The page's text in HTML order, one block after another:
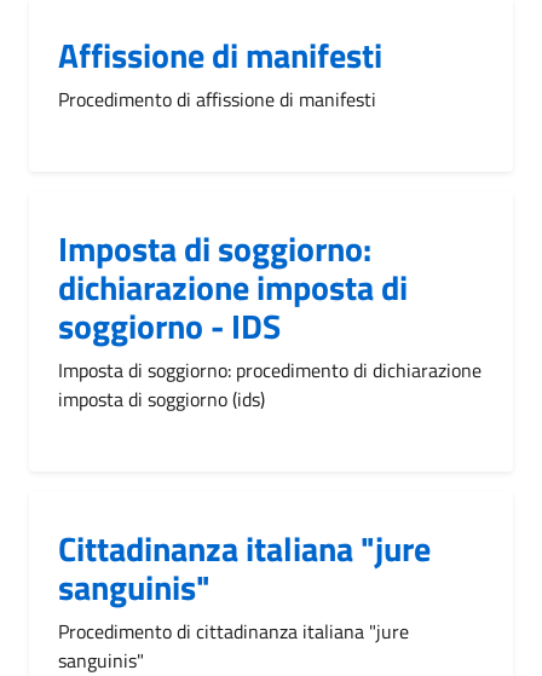
Affissione di manifesti
Procedimento di affissione di manifesti
Imposta di soggiorno:
dichiarazione imposta di
soggiorno - IDS
Imposta di soggiorno: procedimento di dichiarazione
imposta di soggiorno (ids)
Cittadinanza italiana "jure
sanguinis"
Procedimento di cittadinanza italiana "jure
sanguinis"